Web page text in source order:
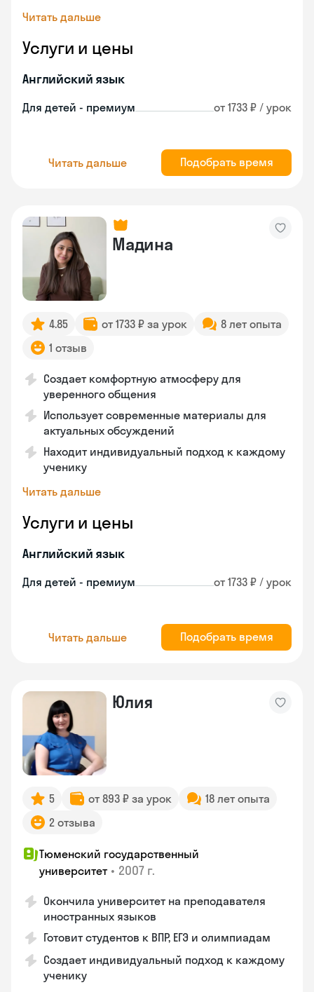
Читать дальше
Услуги и цены
Английский язык
Для детей - премиум от 1733 ₽ / урок
Читать дальше Подобрать время
Мадина
4.85 от 1733 ₽ за урок
8 лет опыта
1 отзыв
Создает комфортную атмосферу для
уверенного общения
Использует современные материалы для
актуальных обсуждений
Находит индивидуальный подход к каждому
ученику
Читать дальше
Услуги и цены
Английский язык
Для детей - премиум от 1733 ₽ / урок
Читать дальше Подобрать время
Юлия
5 от 893 ₽ за урок
18 лет опыта
2 отзыва
Тюменский государственный
университет • 2007 г.
Окончила университет на преподавателя
иностранных языков
Готовит студентов к ВПР, ЕГЭ и олимпиадам
Создает индивидуальный подход к каждому
ученику